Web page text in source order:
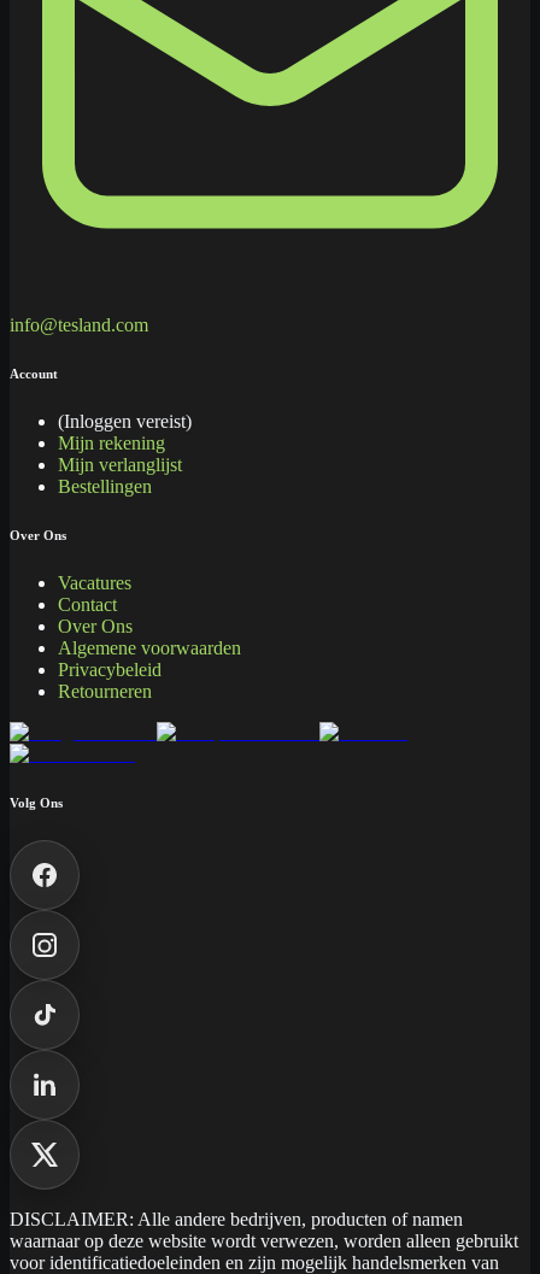
info@tesland.com
Account
(Inloggen vereist)
Mijn rekening
Mijn verlanglijst
Bestellingen
Over Ons
Vacatures
Contact
Over Ons
Algemene voorwaarden
Privacybeleid
Retourneren
Volg Ons
DISCLAIMER: Alle andere bedrijven, producten of namen
waarnaar op deze website wordt verwezen, worden alleen gebruikt
voor identificatiedoeleinden en zijn mogelijk handelsmerken van